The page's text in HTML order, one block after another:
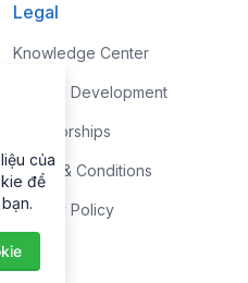
Legal
Knowledge Center
Custom Development
Sponsorships
Terms & Conditions
Privacy Policy
của
để